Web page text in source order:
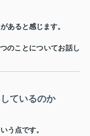
があると感じます。
のこと についてお話し
ているのか
う点です。